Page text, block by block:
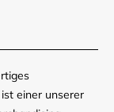
einer unserer